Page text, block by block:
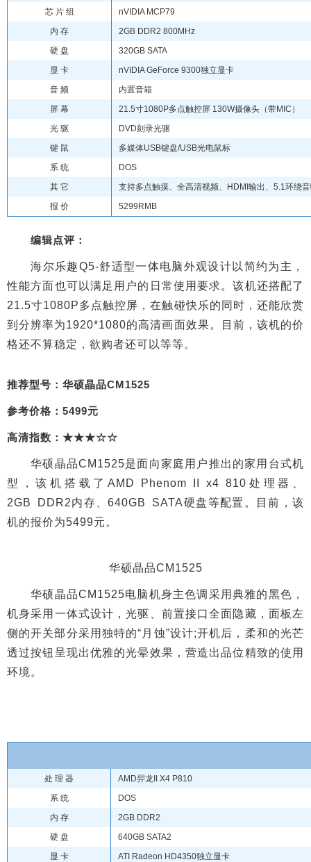
芯 片 组
nVIDIA MCP79
内 存
2GB DDR2 800MHz
硬 盘
320GB SATA
显 卡
nVIDIA GeForce 9300独立显卡
音 频
内置音箱
屏 幕
21.5寸1080P多点触控屏 130W摄像头（带MIC）
光 驱
DVD刻录光驱
键 鼠
多媒体USB键盘/USB光电鼠标
系 统
DOS
其 它
支持多点触摸、全高清视频、HDMI输出、5.1环绕
报 价
5299RMB
编辑点评：
海尔乐趣Q5-舒适型一体电脑外观设计以简约为主，
性能方面也可以满足用户的日常使用要求。该机还搭配了
21.5寸1080P多点触控屏，在触碰快乐的同时，还能欣赏
到分辨率为1920*1080的高清画面效果。目前，该机的价
格还不算稳定，欲购者还可以等等。
推荐型号：华硕晶品CM1525
参考价格：5499元
高清指数：★★★☆☆
华硕晶品CM1525是面向家庭用户推出的家用台式机
型，该机搭载了AMD Phenom II x4 810处理器、
2GB DDR2内存、640GB SATA硬盘等配置。目前，该
机的报价为5499元。
华硕晶品CM1525
华硕晶品CM1525电脑机身主色调采用典雅的黑色，
机身采用一体式设计，光驱、前置接口全面隐藏，面板左
侧的开关部分采用独特的“月蚀”设计;开机后，柔和的光芒
透过按钮呈现出优雅的光晕效果，营造出品位精致的使用
环境。
处 理 器
AMD羿龙II X4 P810
系 统
DOS
内 存
2GB DDR2
硬 盘
640GB SATA2
显 卡
ATI Radeon HD4350独立显卡